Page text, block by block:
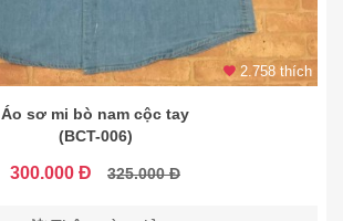
2.758 thích
Áo sơ mi bò nam cộc tay
(BCT-006)
300.000 Đ 325.000 Đ